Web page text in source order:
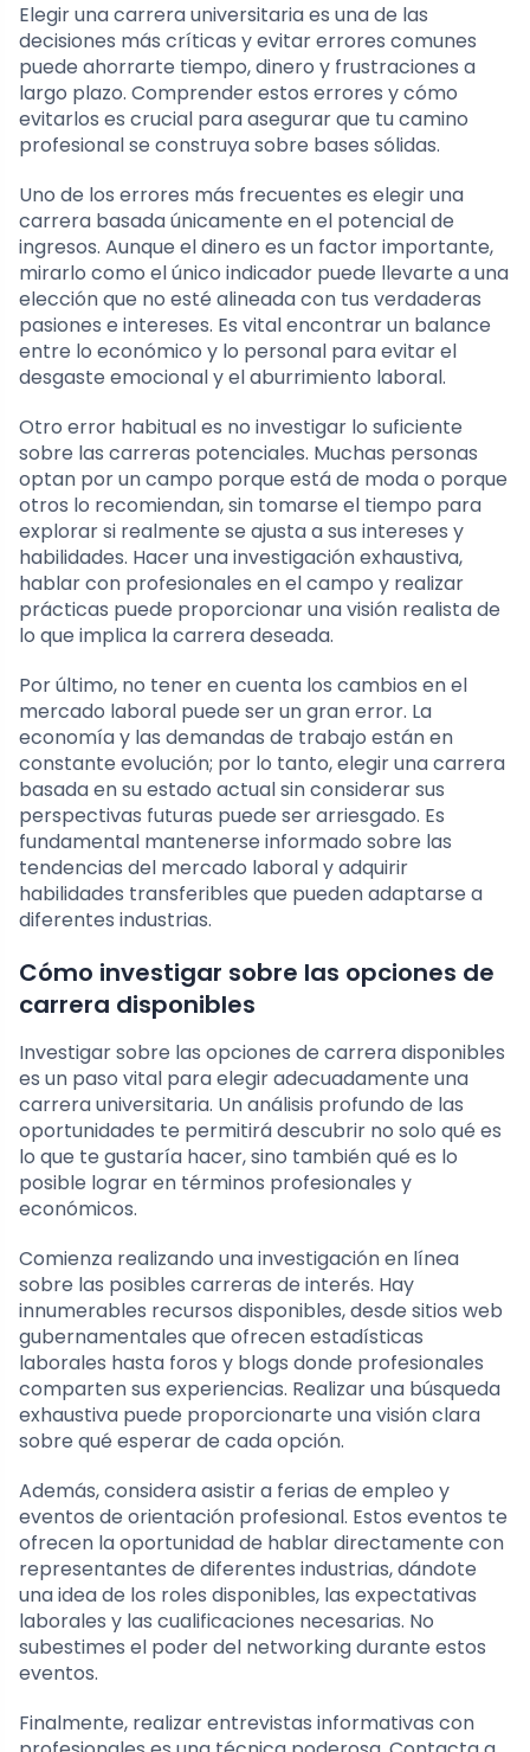
Elegir una carrera universitaria es una de las
decisiones más críticas y evitar errores comunes
puede ahorrarte tiempo, dinero y frustraciones a
largo plazo. Comprender estos errores y cómo
evitarlos es crucial para asegurar que tu camino
profesional se construya sobre bases sólidas.
Uno de los errores más frecuentes es elegir una
carrera basada únicamente en el potencial de
ingresos. Aunque el dinero es un factor importante,
mirarlo como el único indicador puede llevarte a una
elección que no esté alineada con tus verdaderas
pasiones e intereses. Es vital encontrar un balance
entre lo económico y lo personal para evitar el
desgaste emocional y el aburrimiento laboral.
Otro error habitual es no investigar lo suficiente
sobre las carreras potenciales. Muchas personas
optan por un campo porque está de moda o porque
otros lo recomiendan, sin tomarse el tiempo para
explorar si realmente se ajusta a sus intereses y
habilidades. Hacer una investigación exhaustiva,
hablar con profesionales en el campo y realizar
prácticas puede proporcionar una visión realista de
lo que implica la carrera deseada.
Por último, no tener en cuenta los cambios en el
mercado laboral puede ser un gran error. La
economía y las demandas de trabajo están en
constante evolución; por lo tanto, elegir una carrera
basada en su estado actual sin considerar sus
perspectivas futuras puede ser arriesgado. Es
fundamental mantenerse informado sobre las
tendencias del mercado laboral y adquirir
habilidades transferibles que pueden adaptarse a
diferentes industrias.
Cómo investigar sobre las opciones de
carrera disponibles
Investigar sobre las opciones de carrera disponibles
es un paso vital para elegir adecuadamente una
carrera universitaria. Un análisis profundo de las
oportunidades te permitirá descubrir no solo qué es
lo que te gustaría hacer, sino también qué es lo
posible lograr en términos profesionales y
económicos.
Comienza realizando una investigación en línea
sobre las posibles carreras de interés. Hay
innumerables recursos disponibles, desde sitios web
gubernamentales que ofrecen estadísticas
laborales hasta foros y blogs donde profesionales
comparten sus experiencias. Realizar una búsqueda
exhaustiva puede proporcionarte una visión clara
sobre qué esperar de cada opción.
Además, considera asistir a ferias de empleo y
eventos de orientación profesional. Estos eventos te
ofrecen la oportunidad de hablar directamente con
representantes de diferentes industrias, dándote
una idea de los roles disponibles, las expectativas
laborales y las cualificaciones necesarias. No
subestimes el poder del networking durante estos
eventos.
Finalmente, realizar entrevistas informativas con